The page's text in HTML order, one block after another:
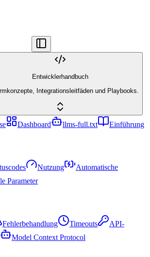
Entwicklerhandbuch
Integrationsleitfäden und Playbooks.
Dashboard llms-full.txt Einführung
Nutzung
Automatische
Parameter
Fehlerbehandlung Timeouts
API-
Model Context Protocol